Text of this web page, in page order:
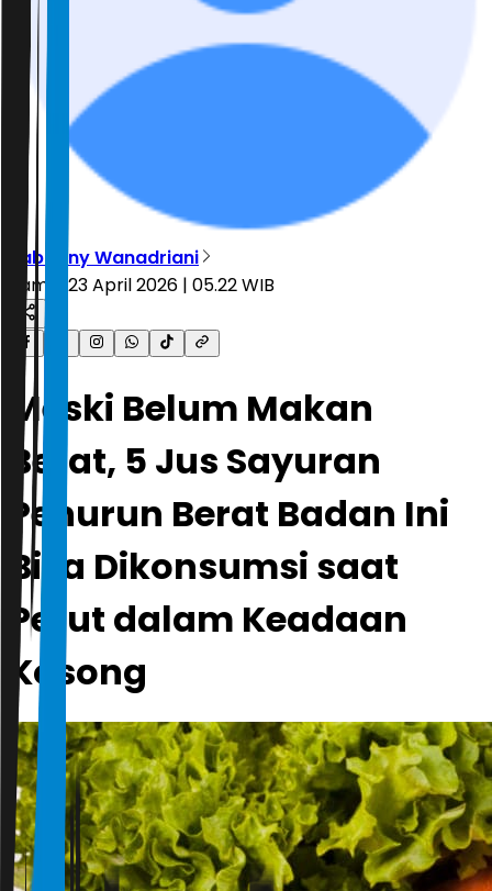
Rabbany Wanadriani
Kamis, 23 April 2026 | 05.22 WIB
Meski Belum Makan
Berat, 5 Jus Sayuran
Penurun Berat Badan Ini
Bisa Dikonsumsi saat
Perut dalam Keadaan
Kosong